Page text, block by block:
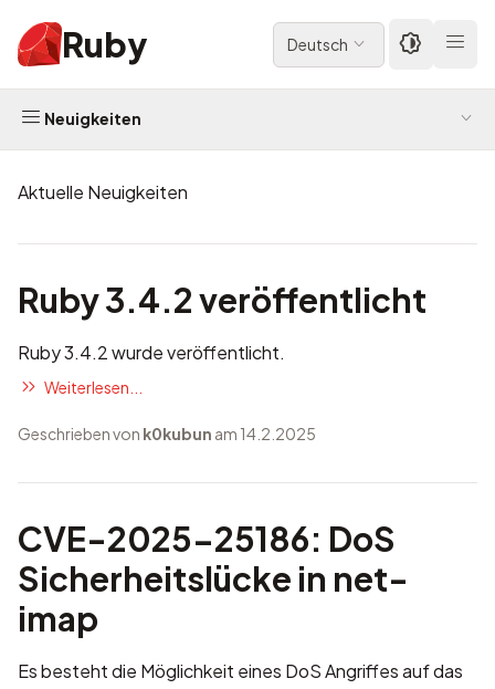
Ruby Deutsch
Neuigkeiten
Aktuelle Neuigkeiten
Ruby 3.4.2 veröffentlicht
Ruby 3.4.2 wurde veröffentlicht.
Weiterlesen...
Geschrieben von k0kubun am 14.2.2025
CVE-2025-25186: DoS
Sicherheitslücke in net-
imap
Es besteht die Möglichkeit eines DoS Angriffes auf das